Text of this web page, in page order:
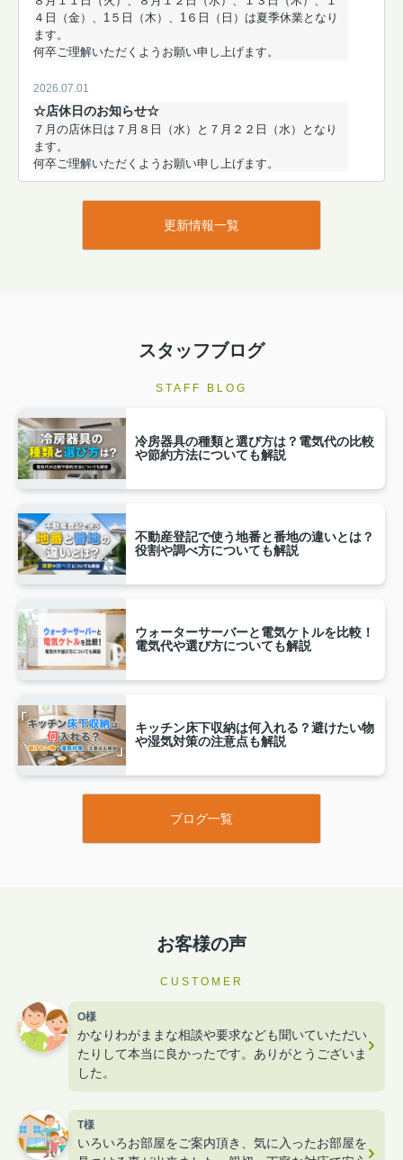
４日（金）、1５日（木）、1６日（日）は夏季休業となり
ます。
何卒ご理解いただくようお願い申し上げます。
2026.07.01
☆店休日のお知らせ☆
７月の店休日は７ 月８ 日（水）と７月２２ 日（水）となり
ます。
何卒ご理解いただくようお願い申し上げます。
更新情報一覧
スタッフブログ
STAFF BLOG
冷房器具の種類と選び方は？電気代の比較
や節約方法についても解説
不動産登記で使う地番と番地の違いとは？
役割や調べ方についても解説
ウォーターサーバーと電気ケトルを比較！
電気代や選び方についても解説
キッチン床下収納は何入れる？避けたい物
や湿気対策の注意点も解説
ブログ一覧
お客様の声
CUSTOMER
O様
かなりわがままな相談や要求なども聞いていただい
たりして本当に良かったです。ありがとうございま
した。
T様
いろいろお部屋をご案内頂き、気に入ったお部屋を